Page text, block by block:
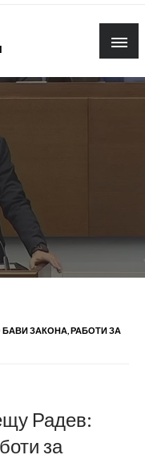
ЗАКОНА, РАБОТИ ЗА
Радев:
за